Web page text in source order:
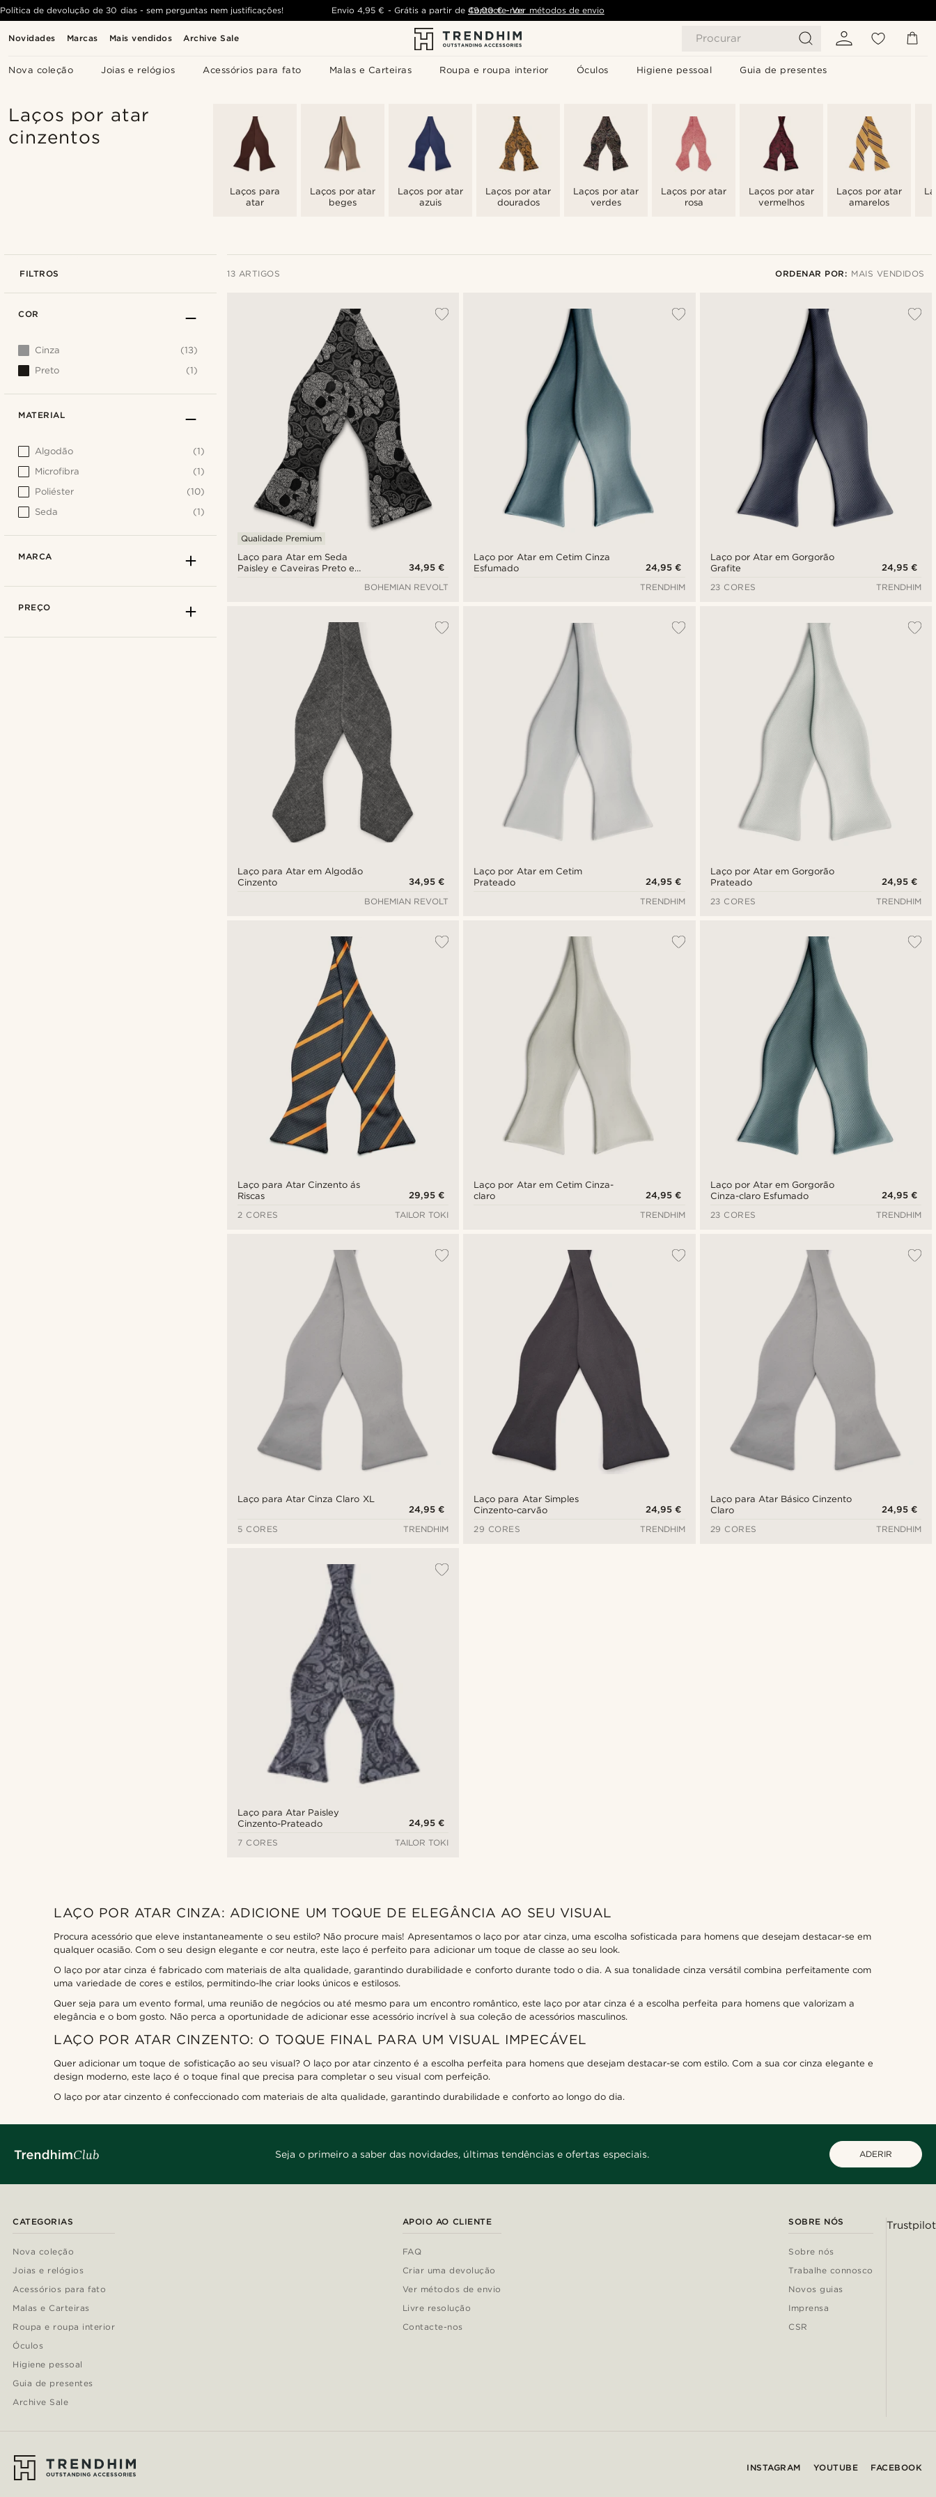
Novidades Marcas Mais vendidos Archive Sale Procurar
Nova coleção Joias e relógios Acessórios para fato Malas e Carteiras Roupa e roupa interior Óculos Higiene pessoal Guia de presentes
Política de devolução de 30 dias - sem perguntas nem justificações! Envio 4,95 € - Grátis a partir de 49,00 € - Ver métodos de envio
Contacte-nos
Laços por atar
cinzentos
Laços para
atar
Laços por atar
beges
Laços por atar
azuis
Laços por atar
dourados
Laços por atar
verdes
Laços por atar
rosa
Laços por atar
vermelhos
Laços por atar
amarelos
FILTROS 13 ARTIGOS ORDENAR POR: MAIS VENDIDOS
Mais vendidos
Novidades
Preço mais baixo
Preço mais alto
Laço para Atar em Seda
Paisley e Caveiras Preto e
Qualidade Premium
34,95 €
BOHEMIAN REVOLT
Laço por Atar em Cetim Cinza
Esfumado
24,95 €
TRENDHIM
Laço por Atar em Gorgorão
Grafite
24,95 €
23 CORES
TRENDHIM
Laço para Atar em Algodão
Cinzento
34,95 €
BOHEMIAN REVOLT
Laço por Atar em Cetim
Prateado
24,95 €
TRENDHIM
Laço por Atar em Gorgorão
Prateado
24,95 €
23 CORES
TRENDHIM
Laço para Atar Cinzento ás
Riscas
29,95 €
2 CORES
TAILOR TOKI
Laço por Atar em Cetim Cinza-
claro
24,95 €
TRENDHIM
Laço por Atar em Gorgorão
Cinza-claro Esfumado
24,95 €
23 CORES
TRENDHIM
Laço para Atar Cinza Claro XL
24,95 €
5 CORES
TRENDHIM
Laço para Atar Simples
Cinzento-carvão
24,95 €
29 CORES
TRENDHIM
Laço para Atar Básico Cinzento
Claro
24,95 €
29 CORES
TRENDHIM
Laço para Atar Paisley
Cinzento-Prateado
24,95 €
7 CORES
TAILOR TOKI
COR
Cinza
(13)
Preto
(1)
MATERIAL
Algodão
(1)
Microfibra
(1)
Poliéster
(10)
Seda
(1)
MARCA
PREÇO
LAÇO POR ATAR CINZA: ADICIONE UM TOQUE DE ELEGÂNCIA AO SEU VISUAL
Procura acessório que eleve instantaneamente o seu estilo? Não procure mais! Apresentamos o laço por atar cinza, uma escolha sofisticada para homens que desejam destacar-se em
qualquer ocasião. Com o seu design elegante e cor neutra, este laço é perfeito para adicionar um toque de classe ao seu look.
O laço por atar cinza é fabricado com materiais de alta qualidade, garantindo durabilidade e conforto durante todo o dia. A sua tonalidade cinza versátil combina perfeitamente com
uma variedade de cores e estilos, permitindo-lhe criar looks únicos e estilosos.
Quer seja para um evento formal, uma reunião de negócios ou até mesmo para um encontro romântico, este laço por atar cinza é a escolha perfeita para homens que valorizam a
elegância e o bom gosto. Não perca a oportunidade de adicionar esse acessório incrível à sua coleção de acessórios masculinos.
LAÇO POR ATAR CINZENTO: O TOQUE FINAL PARA UM VISUAL IMPECÁVEL
Quer adicionar um toque de sofisticação ao seu visual? O laço por atar cinzento é a escolha perfeita para homens que desejam destacar-se com estilo. Com a sua cor cinza elegante e
design moderno, este laço é o toque final que precisa para completar o seu visual com perfeição.
O laço por atar cinzento é confeccionado com materiais de alta qualidade, garantindo durabilidade e conforto ao longo do dia.
Seja o primeiro a saber das novidades, últimas tendências e ofertas especiais. ADERIR
CATEGORIAS
Nova coleção
Joias e relógios
Acessórios para fato
Malas e Carteiras
Roupa e roupa interior
Óculos
Higiene pessoal
Guia de presentes
Archive Sale
APOIO AO CLIENTE
FAQ
Criar uma devolução
Ver métodos de envio
Livre resolução
Contacte-nos
SOBRE NÓS
Sobre nós
Trabalhe connosco
Novos guias
Imprensa
CSR
Trustpilot
INSTAGRAM YOUTUBE FACEBOOK